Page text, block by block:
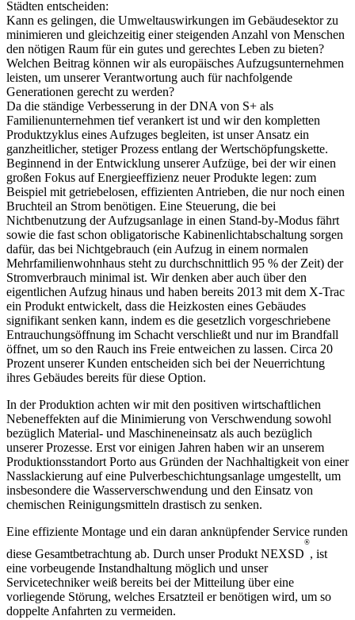
Städten entscheiden:
Kann es gelingen, die Umweltauswirkungen im Gebäudesektor zu
minimieren und gleichzeitig einer steigenden Anzahl von Menschen
den nötigen Raum für ein gutes und gerechtes Leben zu bieten?
Welchen Beitrag können wir als europäisches Aufzugsunternehmen
leisten, um unserer Verantwortung auch für nachfolgende
Generationen gerecht zu werden?
Da die ständige Verbesserung in der DNA von S+ als
Familienunternehmen tief verankert ist und wir den kompletten
Produktzyklus eines Aufzuges begleiten, ist unser Ansatz ein
ganzheitlicher, stetiger Prozess entlang der Wertschöpfungskette.
Beginnend in der Entwicklung unserer Aufzüge, bei der wir einen
großen Fokus auf Energieeffizienz neuer Produkte legen: zum
Beispiel mit getriebelosen, effizienten Antrieben, die nur noch einen
Bruchteil an Strom benötigen. Eine Steuerung, die bei
Nichtbenutzung der Aufzugsanlage in einen Stand-by-Modus fährt
sowie die fast schon obligatorische Kabinenlichtabschaltung sorgen
dafür, das bei Nichtgebrauch (ein Aufzug in einem normalen
Mehrfamilienwohnhaus steht zu durchschnittlich 95 % der Zeit) der
Stromverbrauch minimal ist. Wir denken aber auch über den
eigentlichen Aufzug hinaus und haben bereits 2013 mit dem X-Trac
ein Produkt entwickelt, dass die Heizkosten eines Gebäudes
signifikant senken kann, indem es die gesetzlich vorgeschriebene
Entrauchungsöffnung im Schacht verschließt und nur im Brandfall
öffnet, um so den Rauch ins Freie entweichen zu lassen. Circa 20
Prozent unserer Kunden entscheiden sich bei der Neuerrichtung
ihres Gebäudes bereits für diese Option.
In der Produktion achten wir mit den positiven wirtschaftlichen
Nebeneffekten auf die Minimierung von Verschwendung sowohl
bezüglich Material- und Maschineneinsatz als auch bezüglich
unserer Prozesse. Erst vor einigen Jahren haben wir an unserem
Produktionsstandort Porto aus Gründen der Nachhaltigkeit von einer
Nasslackierung auf eine Pulverbeschichtungsanlage umgestellt, um
insbesondere die Wasserverschwendung und den Einsatz von
chemischen Reinigungsmitteln drastisch zu senken.
Eine effiziente Montage und ein daran anknüpfender Service runden
diese Gesamtbetrachtung ab. Durch unser Produkt NEXSD
®
, ist
eine vorbeugende Instandhaltung möglich und unser
Servicetechniker weiß bereits bei der Mitteilung über eine
vorliegende Störung, welches Ersatzteil er benötigen wird, um so
doppelte Anfahrten zu vermeiden.